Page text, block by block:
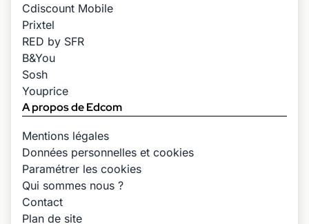
Cdiscount Mobile
Prixtel
RED by SFR
B&You
Sosh
Youprice
A propos de Edcom
Mentions légales
Données personnelles et cookies
Paramétrer les cookies
Qui sommes nous ?
Contact
Plan de site